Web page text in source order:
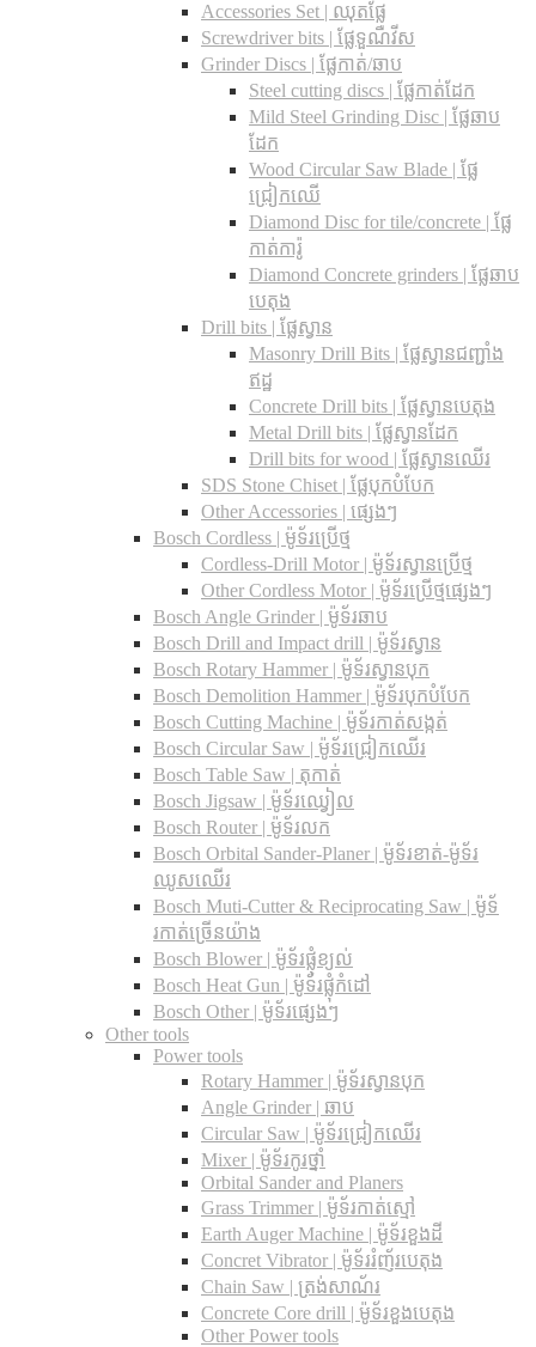
Accessories Set | ឈុតផ្លែ
Screwdriver bits | ផ្លែទួណឺវីស
Grinder Discs |​ ផ្លែកាត់/ឆាប
Steel cutting discs |​ ផ្លែកាត់ដែក
Mild Steel Grinding Disc | ផ្លែឆាប
ដែក
Wood Circular Saw Blade | ផ្លែ
ជ្រៀកឈើ
Diamond Disc for tile/concrete​ | ផ្លែ
កាត់ការ៉ូ
Diamond Concrete grinders | ផ្លែឆាប
បេតុង
Drill bits |​ ផ្លែស្វាន
Masonry Drill Bits |​ ផ្លែស្វានជញ្ជាំង
ឥដ្ឋ
Concrete Drill bits |​ ផ្លែស្វានបេតុង
Metal Drill bits |​ ផ្លែស្វានដែក
Drill bits for wood |​ ផ្លែស្វានឈើរ
SDS Stone Chiset |​ ផ្លែបុកបំបែក
Other Accessories | ផ្សេងៗ
Bosch Cordless | ម៉ូទ័រប្រើថ្ម
Cordless-Drill Motor | ម៉ូទ័រស្វានប្រើថ្ម
Other Cordless Motor | ម៉ូទ័រប្រើថ្មផ្សេងៗ
Bosch Angle Grinder | ម៉ូទ័រឆាប
Bosch Drill and Impact drill | ម៉ូទ័រស្វាន
Bosch Rotary Hammer | ម៉ូទ័រស្វានបុក
Bosch Demolition Hammer | ម៉ូទ័របុកបំបែក
Bosch Cutting Machine | ម៉ូទ័រកាត់សង្កត់
Bosch Circular Saw | ម៉ូទ័រជ្រៀកឈើរ
Bosch Table Saw | តុកាត់
Bosch Jigsaw | ម៉ូទ័រឈ្វៀល
Bosch Router | ម៉ូទ័រលក
Bosch Orbital Sander-Planer​ | ម៉ូទ័រខាត់-ម៉ូទ័រ
ឈូសឈើរ
Bosch Muti-Cutter & Reciprocating Saw​ | ម៉ូទ័
រកាត់ច្រើនយ៉ាង
Bosch Blower | ម៉ូទ័រផ្លុំខ្យល់
Bosch Heat Gun | ម៉ូទ័រផ្លុំកំដៅ
Bosch Other | ម៉ូទ័រផ្សេងៗ
Other tools
Power tools
Rotary Hammer | ម៉ូទ័រស្វានបុក
Angle Grinder | ឆាប
Circular Saw​ | ម៉ូទ័រជ្រៀកឈើរ
Mixer | ម៉ូទ័រកូរថ្នាំ
Orbital Sander and Planers
Grass Trimmer | ម៉ូទ័រកាត់ស្មៅ
Earth Auger Machine | ម៉ូទ័រខួងដី
Concret Vibrator | ម៉ូទ័ររំញ័របេតុង
Chain Saw | ត្រង់សាណ័រ
Concrete Core drill | ម៉ូទ័រខួងបេតុង
Other Power tools